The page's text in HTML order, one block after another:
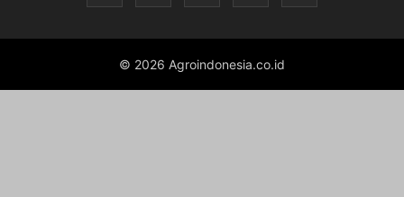
© 2026 Agroindonesia.co.id